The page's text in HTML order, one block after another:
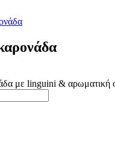
με linguini & αρωματική